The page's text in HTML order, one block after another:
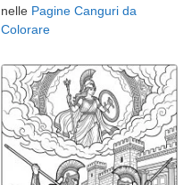
nelle Pagine Canguri da
Colorare